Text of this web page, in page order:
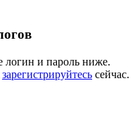
логин и пароль ниже.
зарегистрируйтесь сейчас.